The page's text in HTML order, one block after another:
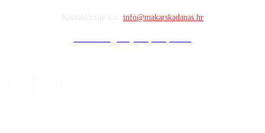
info@makarskadanas.hr